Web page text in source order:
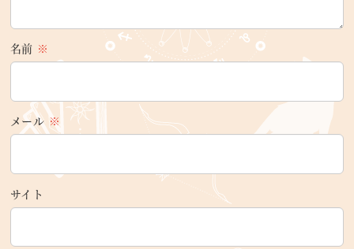
名前 ※
メール ※
サイト